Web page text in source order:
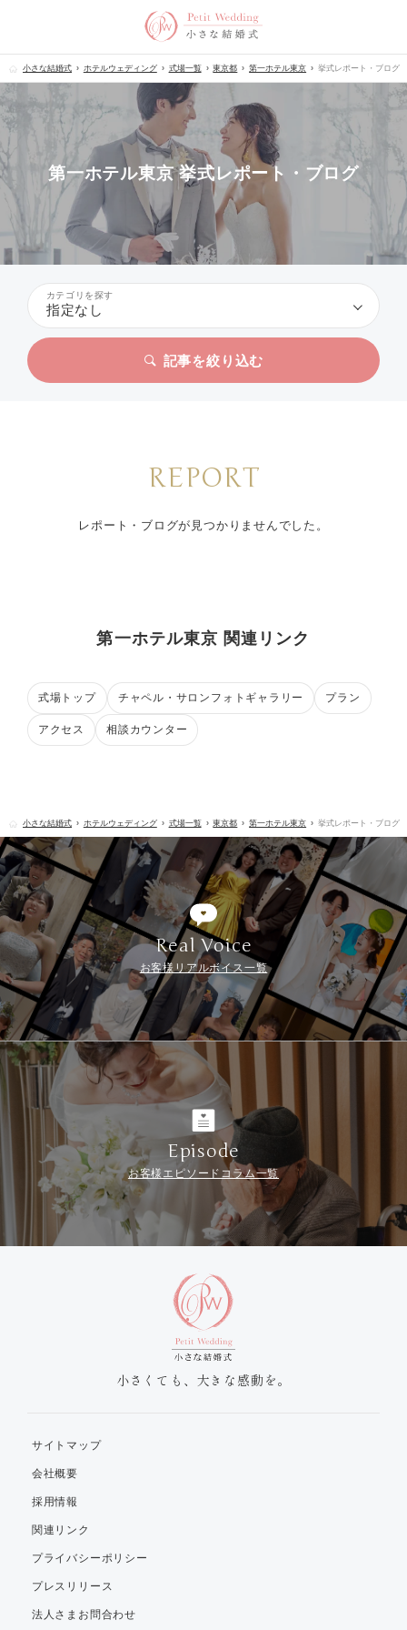
小さな結婚式 ホテルウェディング 式場一覧 東京都 第一ホテル東京 挙式レポート・ブログ
第一ホテル東京 挙式レポート・ブログ
カテゴリを探す
指定なし
記事を絞り込む
REPORT
レポート・ブログが見つかりませんでした。
第一ホテル東京 関連リンク
式場トップ チャペル・サロンフォトギャラリー プラン
アクセス 相談カウンター
小さな結婚式 ホテルウェディング 式場一覧 東京都 第一ホテル東京 挙式レポート・ブログ
Real Voice
お客様リアルボイス一覧
Episode
お客様エピソードコラム一覧
小さくても、大きな感動を。
サイトマップ
会社概要
採用情報
関連リンク
プライバシーポリシー
プレスリリース
法人さまお問合わせ